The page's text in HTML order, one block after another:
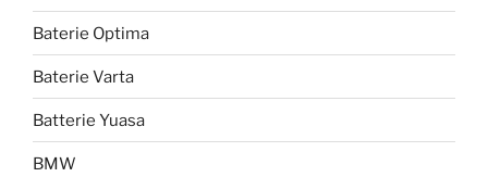
Baterie Optima
Baterie Varta
Batterie Yuasa
BMW